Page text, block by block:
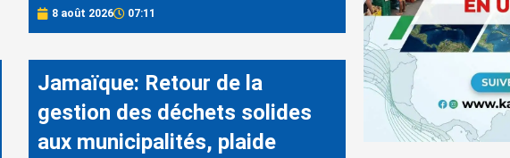
8 août 2026 07:11
Jamaïque: Retour de la
gestion des déchets solides
aux municipalités, plaide